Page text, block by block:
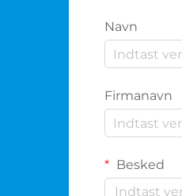
Navn
Firmanavn
Besked